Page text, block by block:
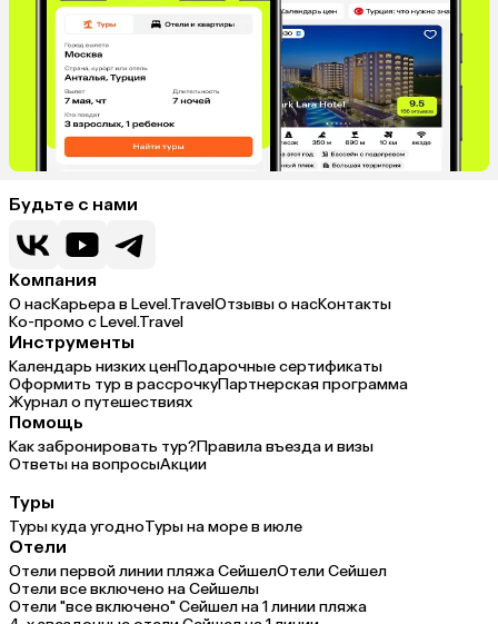
Будьте с нами
Компания
О насКарьера в Level.TravelОтзывы о насКонтакты
Ко-промо с Level.Travel
Инструменты
Календарь низких ценПодарочные сертификаты
Оформить тур в рассрочкуПартнерская программа
Журнал о путешествиях
Помощь
Как забронировать тур?Правила въезда и визы
Ответы на вопросыАкции
Туры
Туры куда угодноТуры на море в июле
Отели
Отели первой линии пляжа СейшелОтели Сейшел
Отели все включено на Сейшелы
Отели "все включено" Сейшел на 1 линии пляжа